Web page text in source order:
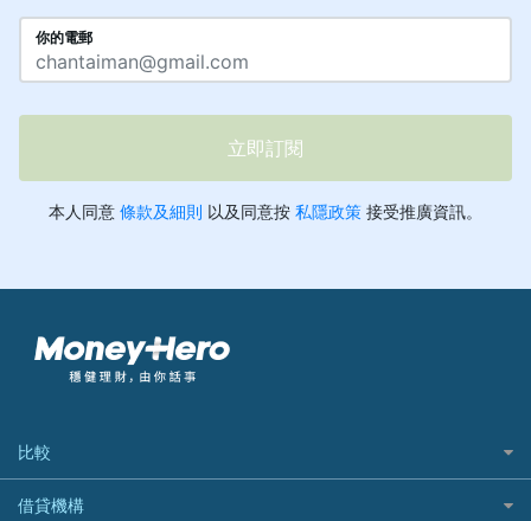
比較
私人貸款比較
借貸機構